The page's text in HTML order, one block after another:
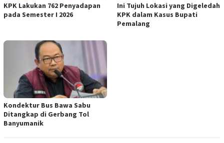
KPK Lakukan 762 Penyadapan
pada Semester I 2026
Ini Tujuh Lokasi yang Digeledah
KPK dalam Kasus Bupati
Pemalang
Kondektur Bus Bawa Sabu
Ditangkap di Gerbang Tol
Banyumanik